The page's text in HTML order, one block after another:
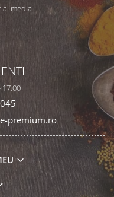
media
17,00
premium.ro